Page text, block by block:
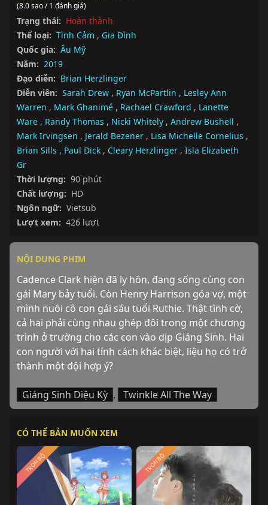
(8.0 sao / 1 đánh giá)
Trạng thái: Hoàn thành
Thể loại: Tình Cảm , Gia Đình
Quốc gia: Âu Mỹ
Năm: 2019
Đạo diễn: Brian Herzlinger
Diễn viên: Sarah Drew , Ryan McPartlin , Lesley Ann
Warren , Mark Ghanimé , Rachael Crawford , Lanette
Ware , Randy Thomas , Nicki Whitely , Andrew Bushell ,
Mark Irvingsen , Jerald Bezener , Lisa Michelle Cornelius ,
Brian Sills , Paul Dick , Cleary Herzlinger , Isla Elizabeth
Gr
Thời lượng: 90 phút
Chất lượng: HD
Ngôn ngữ: Vietsub
Lượt xem: 426 lượt
NỘI DUNG PHIM
Cadence Clark hiện đã ly hôn, đang sống cùng con
gái Mary bảy tuổi. Còn Henry Harrison góa vợ, một
mình nuôi cô con gái sáu tuổi Ruthie. Thật tình cờ,
cả hai phải cùng nhau ghép đôi trong một chương
trình ở trường cho các con vào dịp Giáng Sinh. Hai
con người với hai tính cách khác biệt, liệu họ có trở
thành một đội hợp ý?
Giáng Sinh Diệu Kỳ , Twinkle All The Way
CÓ THỂ BẢN MUỐN XEM
TRỌN BỘ TRỌN BỘ